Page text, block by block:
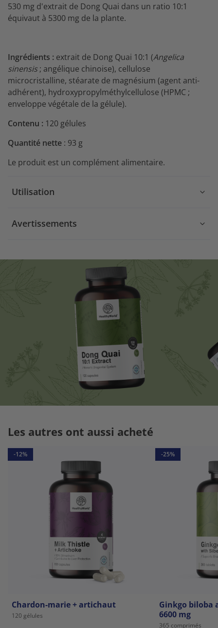
530 mg d'extrait de Dong Quai dans un ratio 10:1
équivaut à 5300 mg de la plante.
Ingrédients : extrait de Dong Quai 10:1 (Angelica
sinensis; angélique chinoise), cellulose
microcristalline, stéarate de magnésium (agent anti-
adhérent), hydroxypropylméthylcellulose (HPMC ;
enveloppe végétale de la gélule).
Contenu : 120 gélules
Quantité nette : 93 g
Le produit est un complément alimentaire.
Utilisation
Avertissements
Les autres ont aussi acheté
-12%
Chardon-marie + artichaut
120 gélules
-25%
Ginkgo biloba
6600 mg
365 comprimés